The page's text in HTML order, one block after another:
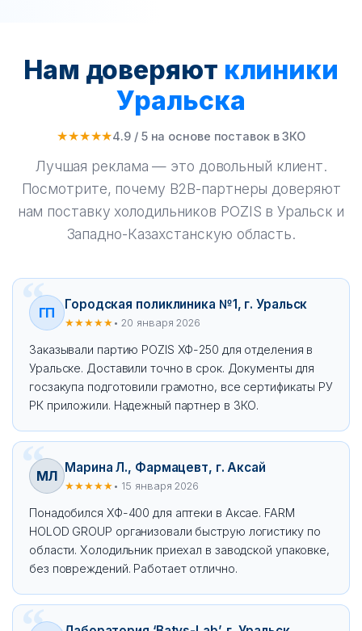
Нам доверяют клиники
Уральска
★★★★★4.9 / 5 на основе поставок в ЗКО
Лучшая реклама — это довольный клиент.
Посмотрите, почему B2B-партнеры доверяют
нам поставку холодильников POZIS в Уральск и
Западно-Казахстанскую область.
ГП
Городская поликлиника №1, г. Уральск
★★★★★ • 20 января 2026
Заказывали партию POZIS ХФ-250 для отделения в
Уральске. Доставили точно в срок. Документы для
госзакупа подготовили грамотно, все сертификаты РУ
РК приложили. Надежный партнер в ЗКО.
МЛ
Марина Л., Фармацевт, г. Аксай
★★★★★ • 15 января 2026
Понадобился ХФ-400 для аптеки в Аксае. FARM
HOLOD GROUP организовали быструю логистику по
области. Холодильник приехал в заводской упаковке,
без повреждений. Работает отлично.